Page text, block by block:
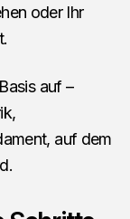
oder Ihr
auf –
auf dem